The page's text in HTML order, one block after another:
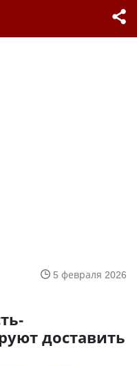
5 февраля 2026
доставить